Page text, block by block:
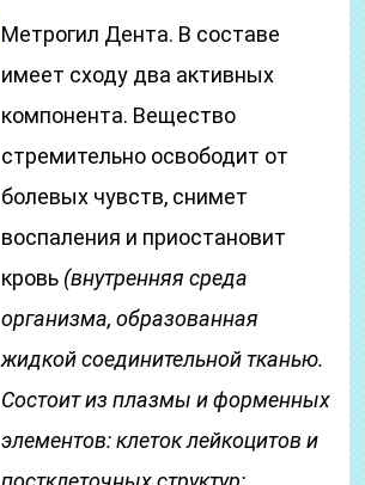
Метрогил Дента. В составе
имеет сходу два активных
компонента. Вещество
стремительно освободит от
болевых чувств, снимет
воспаления и приостановит
кровь (внутренняя среда
организма, образованная
жидкой соединительной тканью.
Состоит из плазмы и форменных
элементов: клеток лейкоцитов и